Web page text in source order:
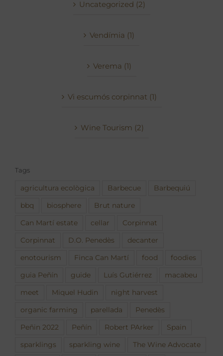
Uncategorized (2)
Vendímia (1)
Verema (1)
Vi escumós corpinnat (1)
Wine Tourism (2)
Tags
agricultura ecològica Barbecue Barbequiú
bbq biosphere Brut nature
Can Martí estate cellar Corpinnat
Corpinnat D.O. Penedès decanter
enotourism Finca Can Martí food foodies
guia Peñín guide Luís Gutiérrez macabeu
meet Miquel Hudin night harvest
organic farming parellada Penedès
Peñin 2022 Peñín Robert PArker Spain
sparklings sparkling wine The Wine Advocate